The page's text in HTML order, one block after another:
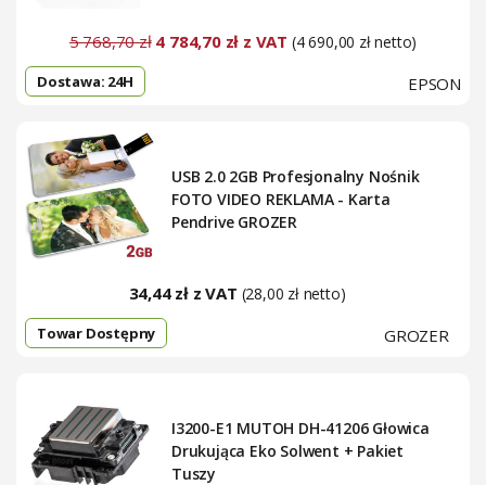
5 768,70 zł4 784,70 zł z VAT (4 690,00 zł netto)
EPSON
Dostawa: 24H
USB 2.0 2GB Profesjonalny Nośnik
FOTO VIDEO REKLAMA - Karta
Pendrive GROZER
34,44 zł z VAT (28,00 zł netto)
GROZER
Towar Dostępny
I3200-E1 MUTOH DH-41206 Głowica
Drukująca Eko Solwent + Pakiet
Tuszy